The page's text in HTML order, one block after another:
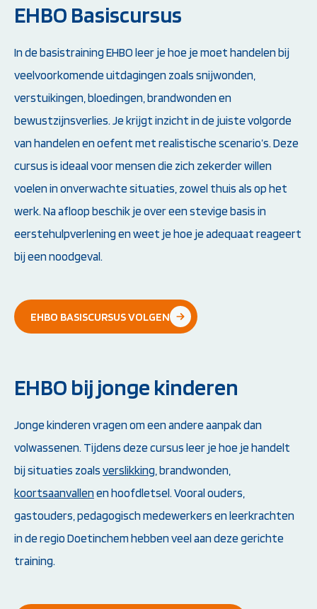
EHBO Basiscursus
In de basistraining EHBO leer je hoe je moet handelen bij
veelvoorkomende uitdagingen zoals snijwonden,
verstuikingen, bloedingen, brandwonden en
bewustzijnsverlies. Je krijgt inzicht in de juiste volgorde
van handelen en oefent met realistische scenario’s. Deze
cursus is ideaal voor mensen die zich zekerder willen
voelen in onverwachte situaties, zowel thuis als op het
werk. Na afloop beschik je over een stevige basis in
eerstehulpverlening en weet je hoe je adequaat reageert
bij een noodgeval.
EHBO BASISCURSUS VOLGEN
EHBO bij jonge kinderen
Jonge kinderen vragen om een andere aanpak dan
volwassenen. Tijdens deze cursus leer je hoe je handelt
bij situaties zoals verslikking, brandwonden,
koortsaanvallen en hoofdletsel. Vooral ouders,
gastouders, pedagogisch medewerkers en leerkrachten
in de regio Doetinchem hebben veel aan deze gerichte
training.